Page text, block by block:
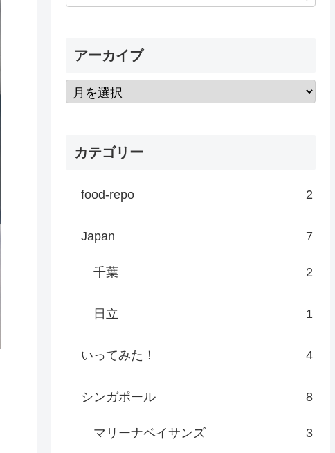
アーカイブ
カテゴリー
food-repo 2
Japan 7
千葉 2
日立 1
いってみた！ 4
シンガポール 8
マリーナベイサンズ 3